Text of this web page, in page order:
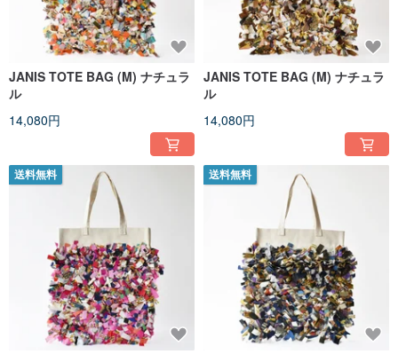
JANIS TOTE BAG (M) ナチュラ
ル
14,080円
JANIS TOTE BAG (M) ナチュラ
ル
14,080円
送料無料 送料無料